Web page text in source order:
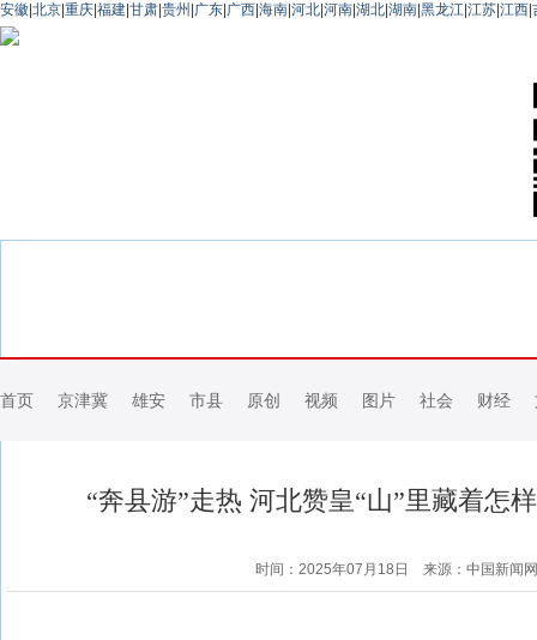
安徽 北京 重庆 福建 甘肃 贵州 广东 广西 海南 河北 河南 湖北 湖南 黑龙江 江苏 江西
首页 京津冀 雄安 市县 原创 视频 图片 社会 财经
“奔县游”走热 河北赞皇“山”里藏着怎
时间：2025年07月18日 来源：中国新闻网